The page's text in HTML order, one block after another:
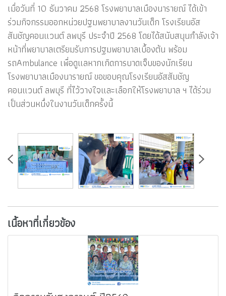
เมื่อวันที่ 10 ธันวาคม 2568 โรงพยาบาลเมืองนารายณ์ ได้เข้า
ร่วมกิจกรรมออกหน่วยปฐมพยาบาลงานวันเด็ก โรงเรียนอัส
สัมชัญคอนแวนต์ ลพบุรี ประจำปี 2568 โดยได้สนับสนุนกำลังเจ้า
หน้าที่พยาบาลเตรียมรับการปฐมพยาบาลเบื้องต้น พร้อม
รถAmbulance เพื่อดูแลหากเกิดการบาดเจ็บของนักเรียน
โรงพยาบาลเมืองนารายณ์ ขอขอบคุณโรงเรียนอัสสัมชัญ
คอนแวนต์ ลพบุรี ที่ไว้วางใจและเลือกให้โรงพยาบาล ฯ ได้ร่วม
เป็นส่วนหนึ่งในงานวันเด็กครั้งนี้
เนื้อหาที่เกี่ยวข้อง